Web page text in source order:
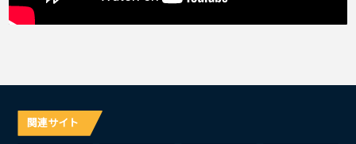
関連サイト